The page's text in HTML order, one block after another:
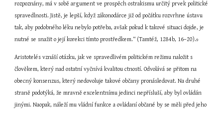
rozpoznány, má v sobě argument ve prospěch ostrakismu určitý prvek politické
spravedlnosti. Jistě, je lepší, když zákonodárce již od počátku rozvrhne ústavu
tak, aby podobného léku nebylo potřeba, avšak pokud k takové situaci dojde, je
nutné se snažit o její korekci tímto prostředkem.“ (Tamtéž, 1284b, 16–20).9
Aristotelés vznáší otázku, jak ve spravedlivém politickém režimu naložit s
člověkem, který nad ostatní vyčnívá kvalitou ctností. Odvolává se přitom na
obecný konsenzus, který nedovoluje takové občany pronásledovat. Na druhé
straně podotýká, že mravně excelentnímu jedinci nepřísluší, aby byl ovládán
jinými. Naopak, náleží mu vládní funkce a ovládaní občané by se měli před jeho